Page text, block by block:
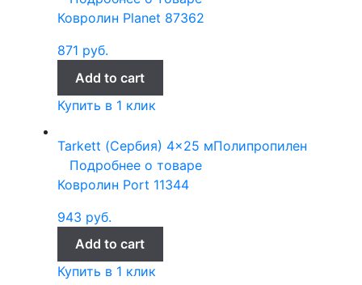
Ковролин Planet 87362
871 руб.
Add to cart
Купить в 1 клик
Tarkett (Сербия) 4x25 мПолипропилен
Подробнее о товаре
Ковролин Port 11344
943 руб.
Add to cart
Купить в 1 клик